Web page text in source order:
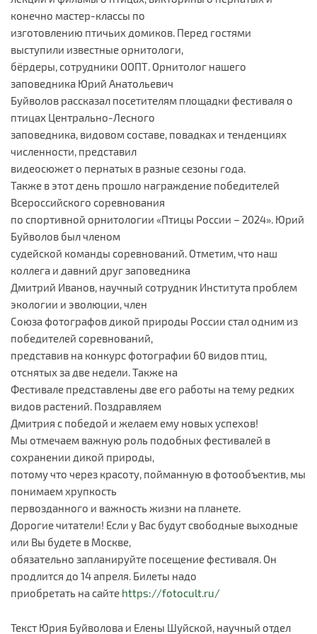
конечно мастер-классы по
изготовлению птичьих домиков. Перед гостями
выступили известные орнитологи,
бёрдеры, сотрудники ООПТ. Орнитолог нашего
заповедника Юрий Анатольевич
Буйволов рассказал посетителям площадки фестиваля о
птицах Центрально-Лесного
заповедника, видовом составе, повадках и тенденциях
численности, представил
видеосюжет о пернатых в разные сезоны года.
Также в этот день прошло награждение победителей
Всероссийского соревнования
по спортивной орнитологии «Птицы России – 2024». Юрий
Буйволов был членом
судейской команды соревнований. Отметим, что наш
коллега и давний друг заповедника
Дмитрий Иванов, научный сотрудник Института проблем
экологии и эволюции, член
Союза фотографов дикой природы России стал одним из
победителей соревнований,
представив на конкурс фотографии 60 видов птиц,
отснятых за две недели. Также на
Фестивале представлены две его работы на тему редких
видов растений. Поздравляем
Дмитрия с победой и желаем ему новых успехов!
Мы отмечаем важную роль подобных фестивалей в
сохранении дикой природы,
потому что через красоту, пойманную в фотообъектив, мы
понимаем хрупкость
первозданного и важность жизни на планете.
Дорогие читатели! Если у Вас будут свободные выходные
или Вы будете в Москве,
обязательно запланируйте посещение фестиваля. Он
продлится до 14 апреля. Билеты надо
приобретать на сайте https://fotocult.ru/
Текст Юрия Буйволова и Елены Шуйской, научный отдел